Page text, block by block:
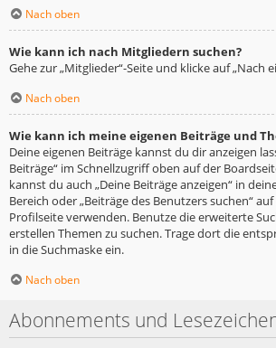
Nach oben
Wie kann ich nach Mitgliedern suchen?
Gehe zur „Mitglieder“-Seite und klicke auf „Nach
Nach oben
Wie kann ich meine eigenen Beiträge und
Deine eigenen Beiträge kannst du dir anzeigen
Beiträge“ im Schnellzugriff oben auf der
kannst du auch „Deine Beiträge anzeigen“ in
Bereich oder „Beiträge des Benutzers suchen“
Profilseite verwenden. Benutze die erweiterte
erstellen Themen zu suchen. Trage dort die
in die Suchmaske ein.
Nach oben
Abonnements und